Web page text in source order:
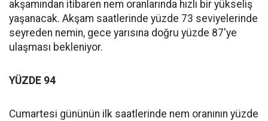
akşamından itibaren nem oranlarında hızlı bir yükseliş
yaşanacak. Akşam saatlerinde yüzde 73 seviyelerinde
seyreden nemin, gece yarısına doğru yüzde 87'ye
ulaşması bekleniyor.
YÜZDE 94
Cumartesi gününün ilk saatlerinde nem oranının yüzde